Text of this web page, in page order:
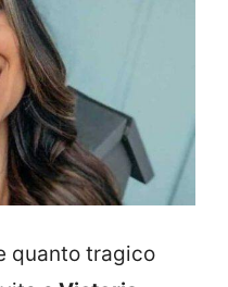
quanto tragico